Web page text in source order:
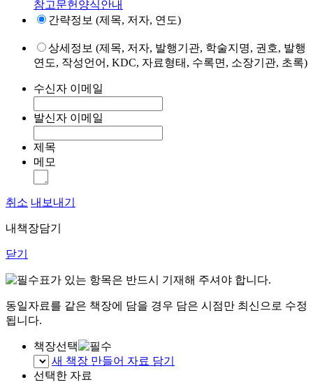
참고문헌양식안내
간략정보 (제목, 저자, 연도)
상세정보 (제목, 저자, 발행기관, 학술지명, 권호, 발행
연도, 작성언어, KDC, 자료형태, 수록면, 소장기관, 초록)
수신자 이메일
발신자 이메일
제목
메모
취소 내보내기
내책장담기
닫기
표가 있는 항목은 반드시 기재해 주셔야 합니다.
동일자료를 같은 책장에 담을 경우 담은 시점만 최신으로 수정
됩니다.
책장선택
새 책장 만들어 자료 담기
선택한 자료